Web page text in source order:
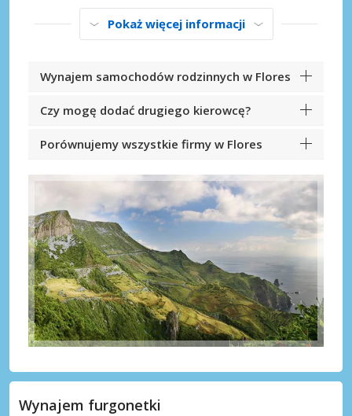
Pokaż więcej informacji
Wynajem samochodów rodzinnych w Flores
Czy mogę dodać drugiego kierowcę?
Porównujemy wszystkie firmy w Flores
Wynajem furgonetki